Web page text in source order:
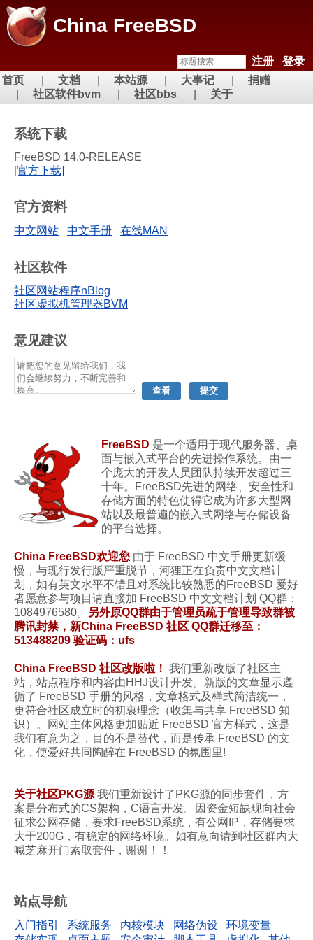
China FreeBSD
注册
登录
首页
文档 本站源 大事记
捐赠
社区软件bvm
社区bbs 关于
系统下载
FreeBSD 14.0-RELEASE
[官方下载]
官方资料
中文网站 中文手册 在线MAN
社区软件
社区网站程序nBlog
社区虚拟机管理器BVM
意见建议
FreeBSD 是一个适用于现代服务器、桌
面与嵌入式平台的先进操作系统。由一
个庞大的开发人员团队持续开发超过三
十年。FreeBSD先进的网络、安全性和
存储方面的特色使得它成为许多大型网
站以及最普遍的嵌入式网络与存储设备
的平台选择。
China FreeBSD欢迎您 由于 FreeBSD 中文手册更新缓
慢，与现行发行版严重脱节，河狸正在负责中文文档计
划，如有英文水平不错且对系统比较熟悉的FreeBSD 爱好
者愿意参与项目请直接加 FreeBSD 中文文档计划 QQ群：
1084976580。
另外原QQ群由于管理员疏于管理导致群被
腾讯封禁，新China FreeBSD 社区 QQ群迁移至：
513488209 验证码：ufs
China FreeBSD 社区改版啦！ 我们重新改版了社区主
站，站点程序和内容由HHJ设计开发。新版的文章显示遵
循了 FreeBSD 手册的风格，文章格式及样式简洁统一，
更符合社区成立时的初衷理念（收集与共享 FreeBSD 知
识）。网站主体风格更加贴近 FreeBSD 官方样式，这是
我们有意为之，目的不是替代，而是传承 FreeBSD 的文
化，使爱好共同陶醉在 FreeBSD 的氛围里!
关于社区PKG源 我们重新设计了PKG源的同步套件，方
案是分布式的CS架构，C语言开发。因资金短缺现向社会
征求公网存储，要求FreeBSD系统，有公网IP，存储要求
大于200G，有稳定的网络环境。如有意向请到社区群内大
喊芝麻开门索取套件，谢谢！！
站点导航
入门指引 系统服务 内核模块 网络伪设
环境变量